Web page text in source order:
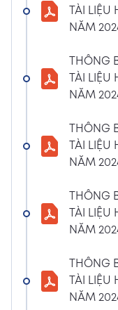
NGHỊ
GÓP VỐN
08/01/2024
4:38 PM
CHỨNG
NHÁNH MÃ
04/01/2024
CBTT VỀ
04/01/2024
CBTT VỀ
HỖ TRỢ
18/12/2023
4:48 PM
TÀI
NĂM
THÔNG
TÀI
NĂM
THÔNG
TÀI
NĂM
THÔNG
TÀI
NĂM
THÔNG
TÀI
NĂM